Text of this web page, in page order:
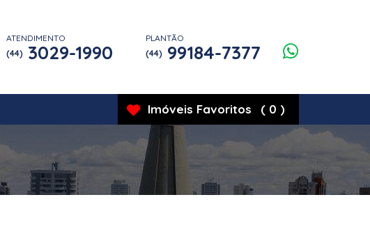
ATENDIMENTO
(44) 3029-1990
PLANTÃO
(44) 99184-7377
Imóveis Favoritos ( 0 )